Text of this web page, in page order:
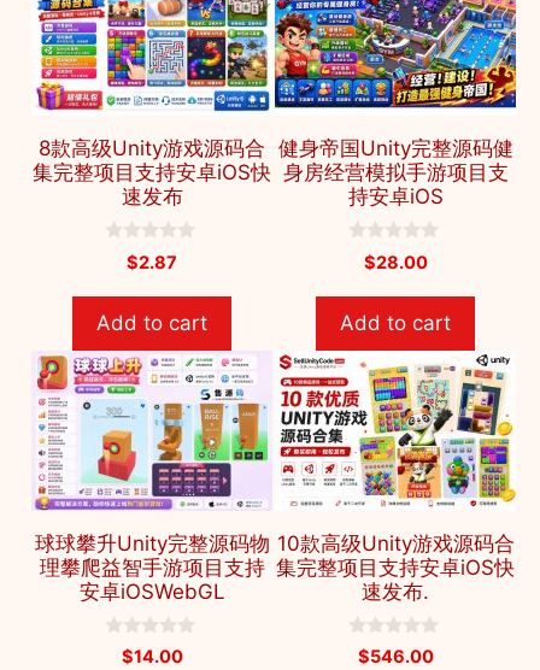
8款高级Unity游戏源码合
集完整项目支持安卓iOS快
速发布
o
5
$2.87
Add to cart
健身帝国Unity完整源码健
身房经营模拟手游项目支
持安卓iOS
o
5
$28.00
Add to cart
球球攀升Unity完整源码物
理攀爬益智手游项目支持
安卓iOSWebGL
$14.00
10款高级Unity游戏源码合
集完整项目支持安卓iOS快
速发布.
$546.00